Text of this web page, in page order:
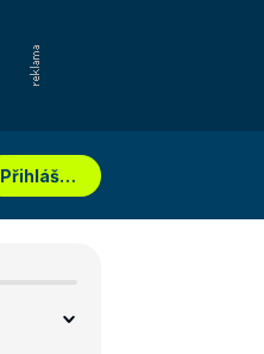
Přihlášení